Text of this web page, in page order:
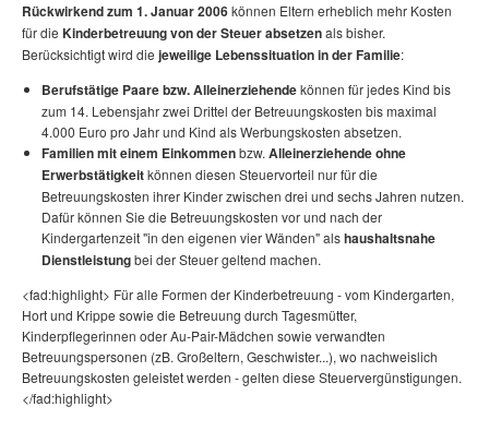
Rückwirkend zum 1. Januar 2006können Eltern erheblich mehr Kosten
für die Kinderbetreuung von der Steuer absetzenals bisher.
Berücksichtigt wird die jeweilige Lebenssituation in der Familie:
Berufstätige Paare bzw. Alleinerziehendekönnen für jedes Kind bis
zum 14. Lebensjahr zwei Drittel der Betreuungskosten bis maximal
4.000 Euro pro Jahr und Kind als Werbungskosten absetzen.
Familien mit einem Einkommenbzw. Alleinerziehende ohne
Erwerbstätigkeitkönnen diesen Steuervorteil nur für die
Betreuungskosten ihrer Kinder zwischen drei und sechs Jahren nutzen.
Dafür können Sie die Betreuungskosten vor und nach der
Kindergartenzeit "in den eigenen vier Wänden" alshaushaltsnahe
Dienstleistungbei der Steuer geltend machen.
<fad:highlight> Für alle Formen der Kinderbetreuung - vom Kindergarten,
Hort und Krippe sowie die Betreuung durch Tagesmütter,
Kinderpflegerinnen oder Au-Pair-Mädchen sowie verwandten
Betreuungspersonen (zB. Großeltern, Geschwister...), wo nachweislich
Betreuungskosten geleistet werden - gelten diese Steuervergünstigungen.
</fad:highlight>